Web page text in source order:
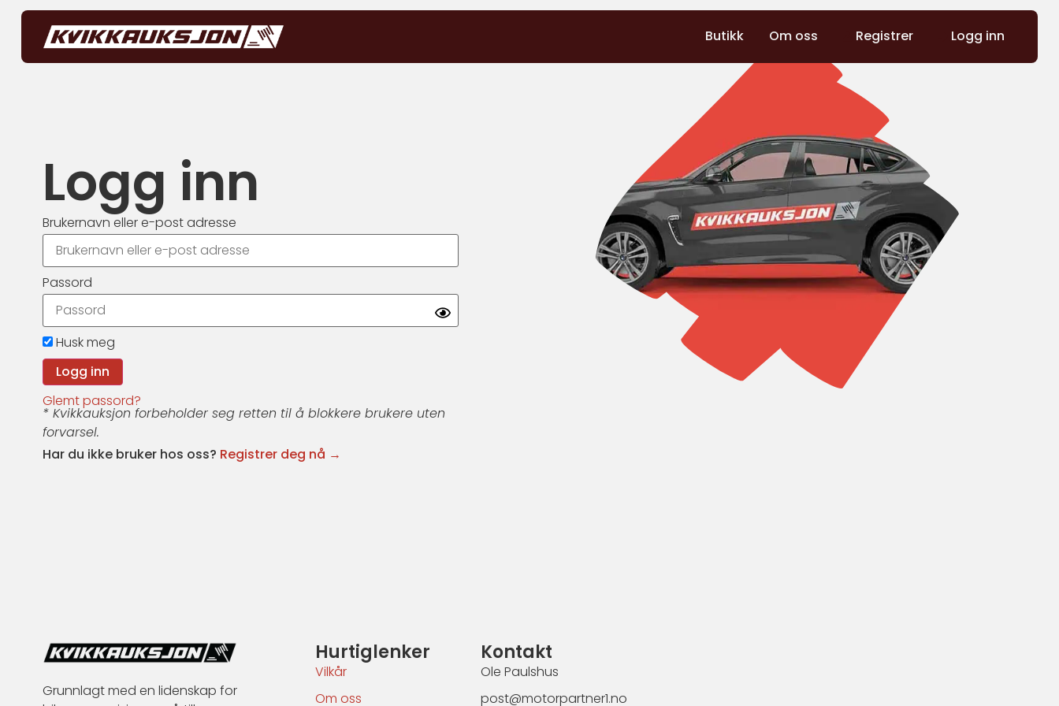
Butikk Om oss Registrer Logg inn
Logg inn
Brukernavn eller e-post adresse
Passord
Husk meg
Glemt passord?
* Kvikkauksjon forbeholder seg retten til å blokkere brukere uten
forvarsel.
Har du ikke bruker hos oss? Registrer deg nå →
Grunnlagt med en lidenskap for
Hurtiglenker
Vilkår
Om oss
Kontakt
Ole Paulshus
post@motorpartner1.no